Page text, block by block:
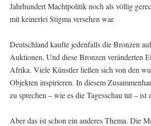
Jahrhundert Machtpolitik noch als völlig
mit keinerlei Stigma versehen war.
Deutschland kaufte jedenfalls die Bronzen
Auktionen. Und diese Bronzen veränderten
Afrika. Viele Künstler ließen sich von den
Objekten inspirieren. In diesem
zu sprechen – wie es die Tagesschau tut – ist
Aber das ist schon ein anderes Thema. Die